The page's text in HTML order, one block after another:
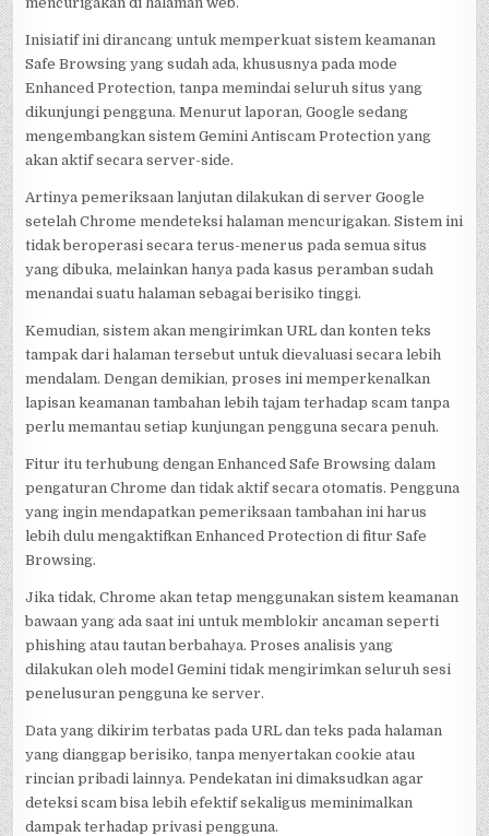
Inisiatif ini dirancang untuk memperkuat sistem keamanan
Safe Browsing yang sudah ada, khususnya pada mode
Enhanced Protection, tanpa memindai seluruh situs yang
dikunjungi pengguna. Menurut laporan, Google sedang
mengembangkan sistem Gemini Antiscam Protection yang
akan aktif secara server-side.
Artinya pemeriksaan lanjutan dilakukan di server Google
setelah Chrome mendeteksi halaman mencurigakan. Sistem ini
tidak beroperasi secara terus-menerus pada semua situs
yang dibuka, melainkan hanya pada kasus peramban sudah
menandai suatu halaman sebagai berisiko tinggi.
Kemudian, sistem akan mengirimkan URL dan konten teks
tampak dari halaman tersebut untuk dievaluasi secara lebih
mendalam. Dengan demikian, proses ini memperkenalkan
lapisan keamanan tambahan lebih tajam terhadap scam tanpa
perlu memantau setiap kunjungan pengguna secara penuh.
Fitur itu terhubung dengan Enhanced Safe Browsing dalam
pengaturan Chrome dan tidak aktif secara otomatis. Pengguna
yang ingin mendapatkan pemeriksaan tambahan ini harus
lebih dulu mengaktifkan Enhanced Protection di fitur Safe
Browsing.
Jika tidak, Chrome akan tetap menggunakan sistem keamanan
bawaan yang ada saat ini untuk memblokir ancaman seperti
phishing atau tautan berbahaya. Proses analisis yang
dilakukan oleh model Gemini tidak mengirimkan seluruh sesi
penelusuran pengguna ke server.
Data yang dikirim terbatas pada URL dan teks pada halaman
yang dianggap berisiko, tanpa menyertakan cookie atau
rincian pribadi lainnya. Pendekatan ini dimaksudkan agar
deteksi scam bisa lebih efektif sekaligus meminimalkan
dampak terhadap privasi pengguna.